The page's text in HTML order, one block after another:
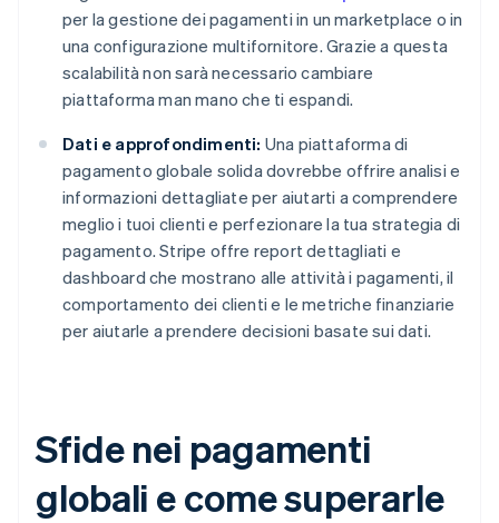
per la gestione dei pagamenti in un marketplace o in
una configurazione multifornitore. Grazie a questa
scalabilità non sarà necessario cambiare
piattaforma man mano che ti espandi.
Dati e approfondimenti: Una piattaforma di
pagamento globale solida dovrebbe offrire analisi e
informazioni dettagliate per aiutarti a comprendere
meglio i tuoi clienti e perfezionare la tua strategia di
pagamento. Stripe offre report dettagliati e
dashboard che mostrano alle attività i pagamenti, il
comportamento dei clienti e le metriche finanziarie
per aiutarle a prendere decisioni basate sui dati.
Sfide nei pagamenti
globali e come superarle